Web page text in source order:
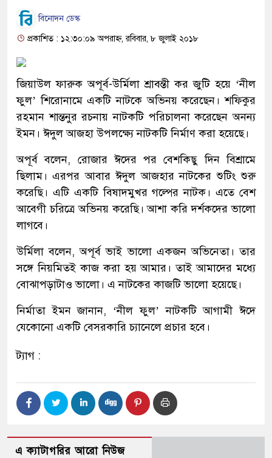
বিনোদন ডেস্ক
প্রকাশিত : ১২:৩০:০৯ অপরাহ্ন, রবিবার, ৮ জুলাই ২০১৮
জিয়াউল ফারুক অপূর্ব-উর্মিলা শ্রাবন্তী কর জুটি হয়ে ‘নীল
ফুল’ শিরোনামে একটি নাটকে অভিনয় করেছেন। শফিকুর
রহমান শান্তনুর রচনায় নাটকটি পরিচালনা করেছেন অনন্য
ইমন। ঈদুল আজহা উপলক্ষ্যে নাটকটি নির্মাণ করা হয়েছে।
অপূর্ব বলেন, রোজার ঈদের পর বেশকিছু দিন বিশ্রামে
ছিলাম। এরপর আবার ঈদুল আজহার নাটকের শুটিং শুরু
করেছি। এটি একটি বিষাদমুখর গল্পের নাটক। এতে বেশ
আবেগী চরিত্রে অভিনয় করেছি। আশা করি দর্শকদের ভালো
লাগবে।
উর্মিলা বলেন, অপূর্ব ভাই ভালো একজন অভিনেতা। তার
সঙ্গে নিয়মিতই কাজ করা হয় আমার। তাই আমাদের মধ্যে
বোঝাপড়াটাও ভালো। এ নাটকের কাজটি ভালো হয়েছে।
নির্মাতা ইমন জানান, ‘নীল ফুল’ নাটকটি আগামী ঈদে
যেকোনো একটি বেসরকারি চ্যানেলে প্রচার হবে।
ট্যাগ :
এ ক্যাটাগরির আরো নিউজ